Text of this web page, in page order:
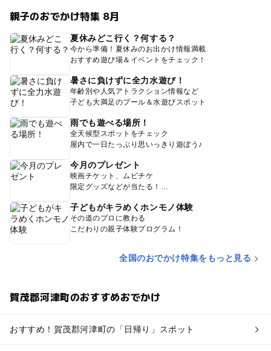
親子のおでかけ特集 8月
夏休みどこ行く？何する？
今から準備！夏休みのお出かけ情報満載
おすすめ遊び場＆イベントをチェック！
暑さに負けずに全力水遊び！
年齢別や人気アトラクション情報など
子ども大満足のプール＆水遊びスポット
雨でも遊べる場所！
全天候型スポットをチェック
屋内で一日たっぷり思いっきり遊ぼう♪
今月のプレゼント
映画チケット、ムビチケ
限定グッズなどが当たる！
子どもがキラめくホンモノ体験
その道のプロに教わる
こだわりの親子体験プログラム！
全国のおでかけ特集をもっと見る
賀茂郡河津町のおすすめおでかけ
おすすめ！賀茂郡河津町の「日帰り」スポット